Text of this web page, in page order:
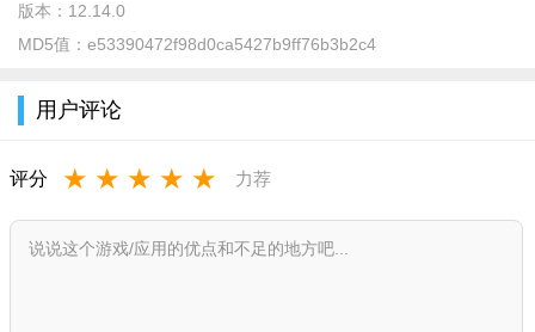
X推特安卓版（Twitter）怎么用？
用户们可以免费观看自己喜欢的直播节目
版本： 12.14.0
MD5值： e53390472f98d0ca5427b9ff76b3b2c4
用户评论
评分 ★ ★ ★ ★ ★ 力荐